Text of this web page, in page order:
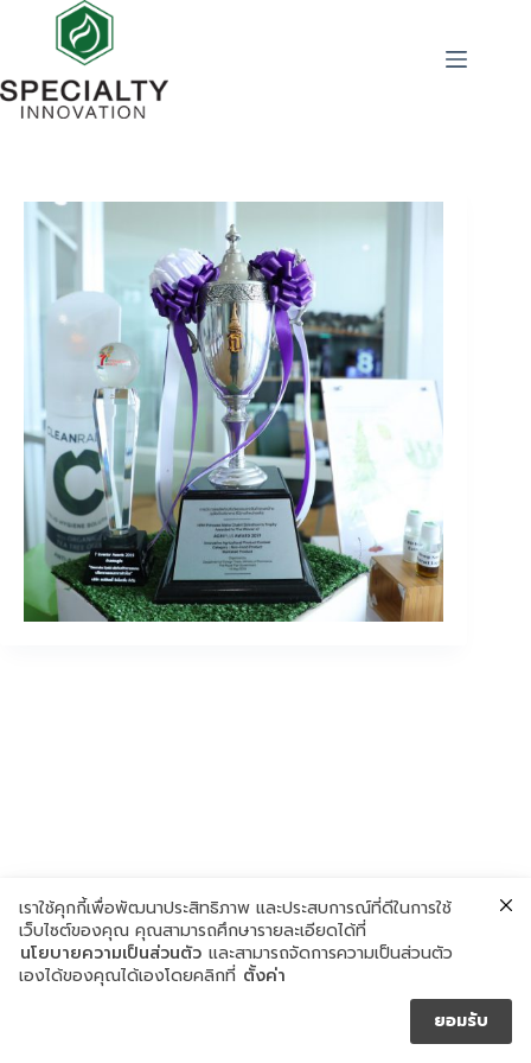
เราใช้คุกกี้เพื่อพัฒนาประสิทธิภาพ และประสบการณ์ที่ดีในการใช้
เว็บไซต์ของคุณ คุณสามารถศึกษารายละเอียดได้ที่
นโยบายความเป็นส่วนตัว และสามารถจัดการความเป็นส่วนตัว
เองได้ของคุณได้เองโดยคลิกที่ ตั้งค่า
ยอมรับ